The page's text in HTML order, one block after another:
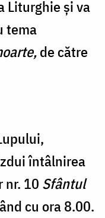
Liturghie și va
tema
de către
întâlnirea
nr. 10 Sfântul
cu ora 8.00.